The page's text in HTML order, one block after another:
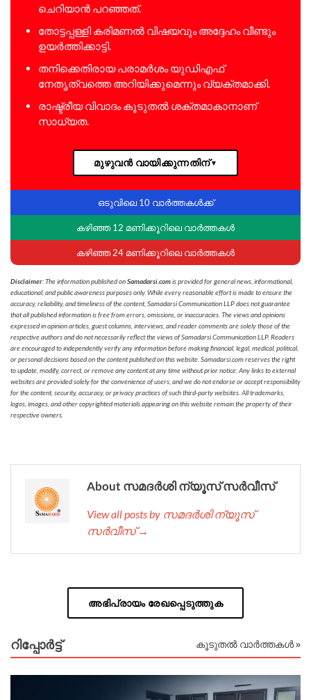
ചെറിയാൻ പറഞ്ഞത്.
തോട്ടപ്പള്ളി കരിമണൽ വിഷയവും അദ്ദേഹം വീണ്ടും
ഉയർത്തിക്കാട്ടി.
തനിക്കെതിരായ പരാമർശം യുഡിഎഫ്
നേതൃത്വത്തെ അറിയിക്കുമെന്നും വ്യക്തമാക്കി.
രാഷ്ട്രീയ വിവാദം കൂടുതൽ ശക്തമാകാനാണ്
സാധ്യത.
മുഴുവൻ വായിക്കുന്നതിന്▼
ഒടുവിലെ 10 വാർത്തകൾക്ക്
കഴിഞ്ഞ 12 മണിക്കൂറിലെ വാർത്തകൾ
കഴിഞ്ഞ 24 മണിക്കൂറിലെ വാർത്തകൾ
Disclaimer: The information published onSamadarsi.comis provided for general news, informational,
educational, and public awareness purposes only. While every reasonable effort is made to ensure the
accuracy, reliability, and timeliness of the content, Samadarsi Communication LLP does not guarantee
that all published information is free from errors, omissions, or inaccuracies. The views and opinions
expressed in opinion articles, guest columns, interviews, and reader comments are solely those of the
respective authors and do not necessarily reflect the views of Samadarsi Communication LLP. Readers
are encouraged to independently verify any information before making financial, legal, medical, political,
or personal decisions based on the content published on this website. Samadarsi.com reserves the right
to update, modify, correct, or remove any content at any time without prior notice. Any links to external
websites are provided solely for the convenience of users, and we do not endorse or accept responsibility
for the content, security, accuracy, or privacy practices of such third-party websites. All trademarks,
logos, images, and other copyrighted materials appearing on this website remain the property of their
respective owners.
About സമദർശി ന്യൂസ് സർവീസ്
View all posts by സമദർശി ന്യൂസ്
സർവീസ് →
അഭിപ്രായം രേഖപ്പെടുത്തുക
റിപ്പോര്‍ട്ട് കൂടുതൽ വാർത്തകൾ »